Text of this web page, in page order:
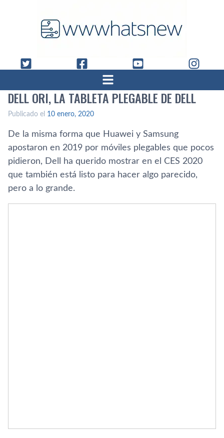
DELL ORI, LA TABLETA PLEGABLE DE DELL
Publicado el 10 enero, 2020
De la misma forma que Huawei y Samsung
apostaron en 2019 por móviles plegables que pocos
pidieron, Dell ha querido mostrar en el CES 2020
que también está listo para hacer algo parecido,
pero a lo grande.